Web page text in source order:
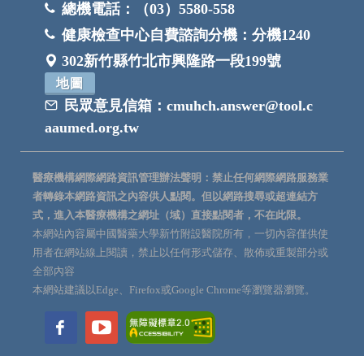
總機電話：
（03）5580-558
健康檢查中心自費諮詢分機： 分機1240
302新竹縣竹北市興隆路一段199號
地圖
民眾意見信箱： cmuhch.answer@tool.c
aaumed.org.tw
醫療機構網際網路資訊管理辦法聲明：禁止任何網際網路服務業
者轉錄本網路資訊之內容供人點閱。但以網路搜尋或超連結方
式，進入本醫療機構之網址（域）直接點閱者，不在此限。
本網站內容屬中國醫藥大學新竹附設醫院所有，一切內容僅供使
用者在網站線上閱讀，禁止以任何形式儲存、散佈或重製部分或
全部內容
本網站建議以Edge、Firefox或Google Chrome等瀏覽器瀏覽。